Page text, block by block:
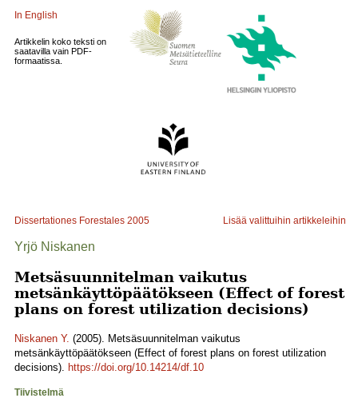
In English
Artikkelin koko teksti on
saatavilla vain PDF-
formaatissa.
Dissertationes Forestales 2005 Lisää valittuihin artikkeleihin
Yrjö Niskanen
Metsäsuunnitelman vaikutus
metsänkäyttöpäätökseen (Effect of forest
plans on forest utilization decisions)
Niskanen Y. (2005). Metsäsuunnitelman vaikutus
metsänkäyttöpäätökseen (Effect of forest plans on forest utilization
decisions). https://doi.org/10.14214/df.10
Tiivistelmä